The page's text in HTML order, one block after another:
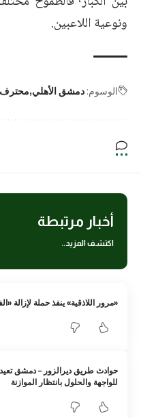
ونوعية اللاعبين.
الوسوم: دمشق الأهلي
أخبار مرتبطة
اكتشف المزيد..
«مرور اللاذقية» ينفذ حملة لإزالة
حوادث طريق ديرالزور – دمشق
للواجهة والحلول بانتظار الموازنة